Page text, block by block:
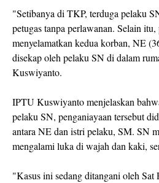
"Setibanya di TKP, terduga pelaku
petugas tanpa perlawanan. Selain
menyelamatkan kedua korban, NE
disekap oleh pelaku SN di dalam
Kuswiyanto.
IPTU Kuswiyanto menjelaskan
pelaku SN, penganiayaan tersebut
antara NE dan istri pelaku, SM. SN
mengalami luka di wajah dan kaki,
"Kasus ini sedang ditangani oleh Sat